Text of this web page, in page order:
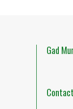
Gad